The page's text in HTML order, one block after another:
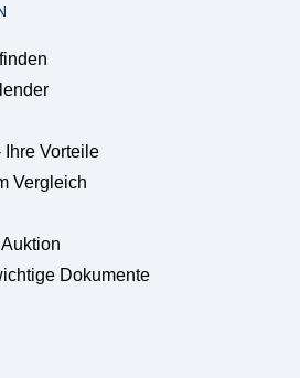
Ihre Vorteile
Vergleich
Dokumente